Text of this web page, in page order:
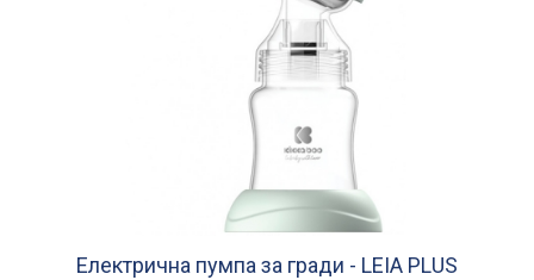
Електрична пумпа за гради - LEIA PLUS